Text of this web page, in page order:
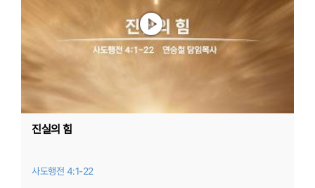
진실의 힘
사도행전 4:1-22